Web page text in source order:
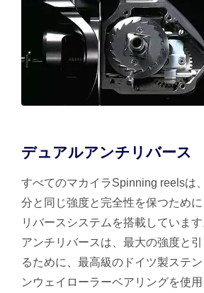
デュアルアンチリバース
すべてのマカイラSpinning reelsは
分と同じ強度と完全性を保つため
リバースシステムを搭載していま
アンチリバースは、最大の強度と
るために、最高級のドイツ製ステ
ンウェイローラーベアリングを使用